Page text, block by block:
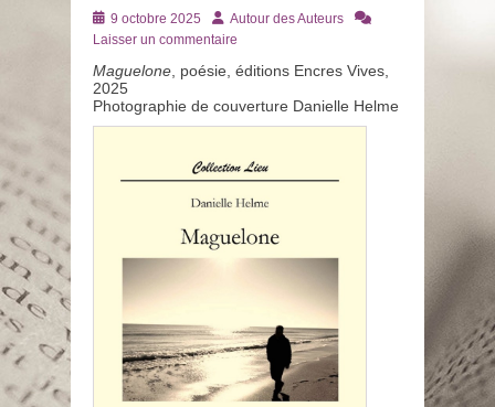
Posté
le
9 octobre 2025 AuteurAutour des Auteurs
Laisser un commentaire
Maguelone , poésie, éditions Encres Vives,
2025
Photographie de couverture Danielle Helme